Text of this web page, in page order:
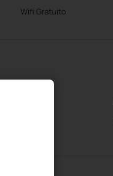
Wifi Gratuito